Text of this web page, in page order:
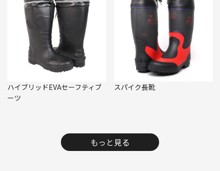
ハイブリッドEVAセーフティブ
ーツ
スパイク長靴
もっと見る